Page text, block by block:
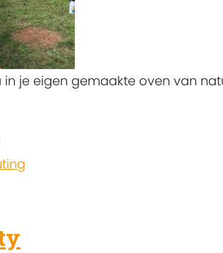
in je eigen gemaakte oven van